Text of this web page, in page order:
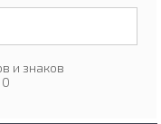
и знаков